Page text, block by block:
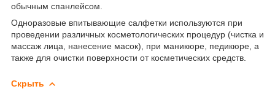
обычным спанлейсом.
Одноразовые впитывающие салфетки используются при
проведении различных косметологических процедур (чистка и
массаж лица, нанесение масок), при маникюре, педикюре, а
также для очистки поверхности от косметических средств.
Скрыть